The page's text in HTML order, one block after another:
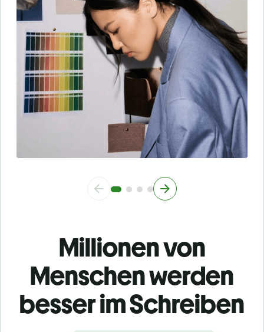
Millionen von
Menschen werden
besser im Schreiben